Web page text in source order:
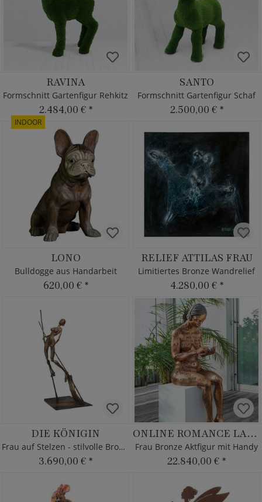
RAVINA
Formschnitt Gartenfigur Rehkitz
2.484,00 € *
SANTO
Formschnitt Gartenfigur Schaf
2.500,00 € *
INDOOR
LONO
Bulldogge aus Handarbeit
620,00 € *
RELIEF ATTILAS FRAU
Limitiertes Bronze Wandrelief
4.280,00 € *
DIE KÖNIGIN
Frau auf Stelzen - stilvolle Bronze Aktskulptur
3.690,00 € *
ONLINE ROMANCE LADY
Frau Bronze Aktfigur mit Handy
22.840,00 € *